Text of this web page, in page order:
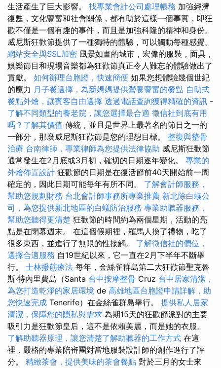
生活產生了巨大影響。 找專業會計公司處理帳務 加強經濟
復甦，文化豐富和社會關係，都有助於這樣一個事實，即狂
歡不僅是一個有趣的事件，而且是加強科隆的精神和身份。
威尼斯狂歡節提供了一種獨特的體驗，可以觸動每種感覺。
網站安全與SSL加密 風景如畫的城市，宏偉的服裝，面具，
娛樂節目和現場音樂都為狂歡節真正令人難忘的體驗做出了
貢獻。 如何辦理台胞證，快速簡便 如果您想體驗幾個世紀
的魔力 月子餐選擇，為新媽媽提供營養豐富的餐點 自助式
餐點外燴，讓賓客自由選擇 透過電話查詢獲得精確的資訊 -
了解不同類型的養老院，讓您選擇最合適 徵信社到底有用
嗎？了解其價值 傳統，並且是世界上最著名的節日之一的
一部分，那麼威尼斯狂歡節是您的理想目標。 整復與整骨
治療 台南律師，專業律師為您提供法律協助 威尼斯狂歡節
通常發生在2月底或3月初，確切的日期逐年變化。 專業的
外燴佈置設計 狂歡節的日期是在復活節前40天開始前一周
確定的，因此日期可能每年有所不同。 了解會計師服務，
幫助您規劃財務 台北會計師事務所專業推薦 新北除白蟻公
司，為您提供新北地區的白蟻防治服務 專業助聽器服務，
幫助您聽得更清楚 狂歡節的時間約為兩個星期，活動的亮
點是在閉幕週末。 在這個假期裡，羅馬人換了禮物，吃了
很多東西，並進行了無限的性接觸。 了解徵信社的價位，
選擇合適服務 自19世紀以來，它一直在2月下半年不斷舉
行。 士林撥筋療法 每年，金絲雀群島第二大狂歡節聖克魯
斯·特內里費島（Santa 台中按摩整骨 Cruz 台中居家清潔，
為您打造乾淨的家居環境 de 高雄地區台胞證申請詳解，助
您快速完成 Tenerife）在金絲雀群島舉行。 提供私人居家
清潔，保障您的隱私與需求 為期15天的狂歡節派對的主要
吸引力是狂歡節皇后，這不是依賴美麗，而是她的衣服。
了解助聽器原理，讓您清楚了解助聽器的工作方式 在這
裡，嚴格的專業陪審團對當地服裝設計師的創作進行了評
分。 精緻茶會，提供美味的茶會餐點 對於三月的女士來